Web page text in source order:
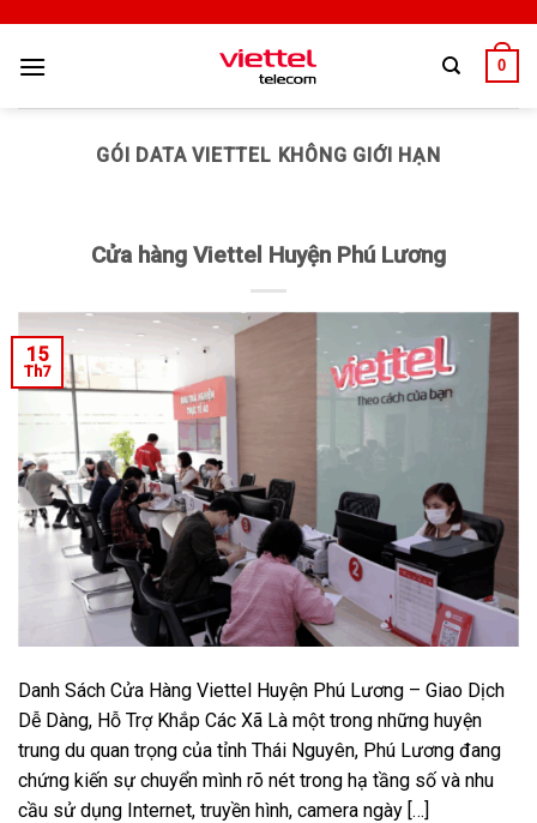
0
GÓI DATA VIETTEL KHÔNG GIỚI HẠN
Cửa hàng Viettel Huyện Phú Lương
15
Th7
Danh Sách Cửa Hàng Viettel Huyện Phú Lương – Giao Dịch
Dễ Dàng, Hỗ Trợ Khắp Các Xã Là một trong những huyện
trung du quan trọng của tỉnh Thái Nguyên, Phú Lương đang
chứng kiến sự chuyển mình rõ nét trong hạ tầng số và nhu
cầu sử dụng Internet, truyền hình, camera ngày […]